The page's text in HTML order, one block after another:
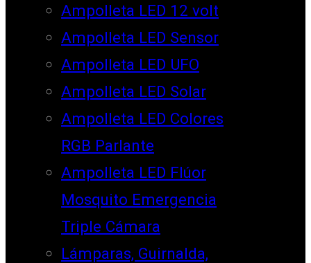
Ampolleta LED 12 volt
Ampolleta LED Sensor
Ampolleta LED UFO
Ampolleta LED Solar
Ampolleta LED Colores
RGB Parlante
Ampolleta LED Flúor
Mosquito Emergencia
Triple Cámara
Lámparas, Guirnalda,